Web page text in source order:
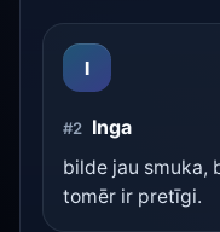
I
#2 Inga
bilde jau smuka,
tomēr ir pretīgi.